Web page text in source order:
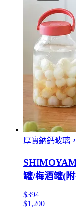
厚實鈉鈣玻璃
罐/梅酒罐(
$394
$1,200